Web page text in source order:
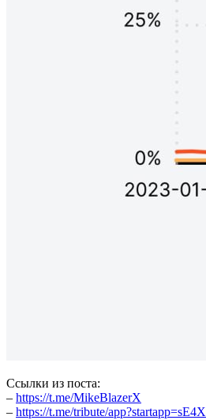
Ссылки из поста:
– https://t.me/MikeBlazerX
– https://t.me/tribute/app?startapp=sE4X